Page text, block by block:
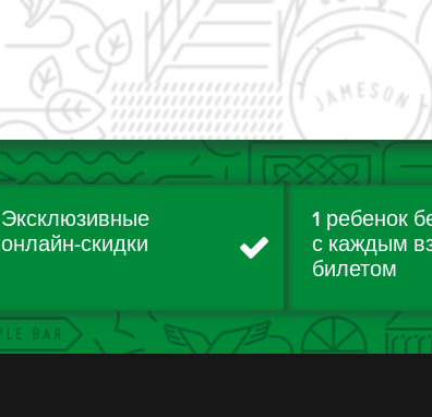
Эксклюзивные
онлайн-скидки
1 ребенок
с каждым
билетом